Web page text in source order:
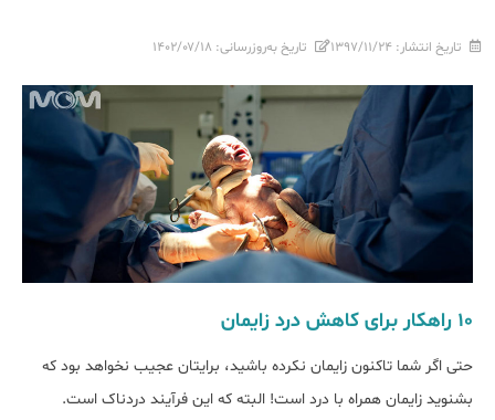
تاریخ انتشار: ۱۳۹۷/۱۱/۲۴ تاریخ به‌روزرسانی: ۱۴۰۲/۰۷/۱۸
۱۰ راهکار برای کاهش درد زایمان
حتی اگر شما تاکنون زایمان نکرده باشید، برایتان عجیب نخواهد بود که
بشنوید زایمان همراه با درد است! البته که این فرآیند دردناک است.